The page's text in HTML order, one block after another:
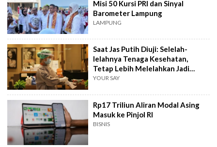
Misi 50 Kursi PRI dan Sinyal
Barometer Lampung
LAMPUNG
Saat Jas Putih Diuji: Selelah-
lelahnya Tenaga Kesehatan,
Tetap Lebih Melelahkan Jadi
Pasien
YOUR SAY
Rp17 Triliun Aliran Modal Asing
Masuk ke Pinjol RI
BISNIS